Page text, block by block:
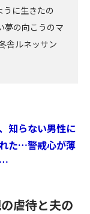
うに生きたの
の向こうのマ
舎ルネッサン
知らない男性に
た…警戒心が薄
虐待と夫の